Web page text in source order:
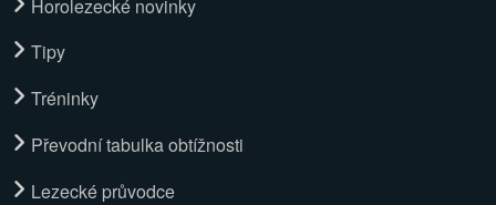
Horolezecké novinky
Tipy
Tréninky
Převodní tabulka obtížnosti
Lezecké průvodce